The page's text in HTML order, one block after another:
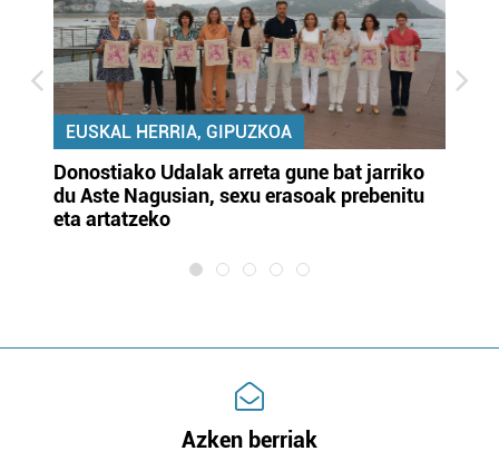
EUSKAL HERRIA, GIPUZKOA
Donostiako Udalak arreta gune bat jarriko
du Aste Nagusian, sexu erasoak prebenitu
eta artatzeko
Azken berriak